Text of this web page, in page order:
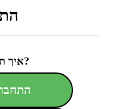
איך תרצו להתחבר?